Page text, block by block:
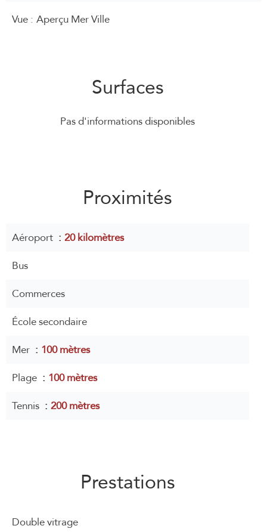
Vue Aperçu Mer Ville
Surfaces
Pas d'informations disponibles
Proximités
Aéroport
20 kilomètres
Bus
Commerces
École secondaire
Mer
100 mètres
Plage
100 mètres
Tennis
200 mètres
Prestations
Double vitrage